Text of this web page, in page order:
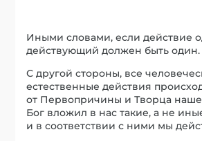
Иными словами, если действие
действующий должен быть один.
С другой стороны, все
естественные действия
от Первопричины и Творца
Бог вложил в нас такие, а не
и в соответствии с ними мы